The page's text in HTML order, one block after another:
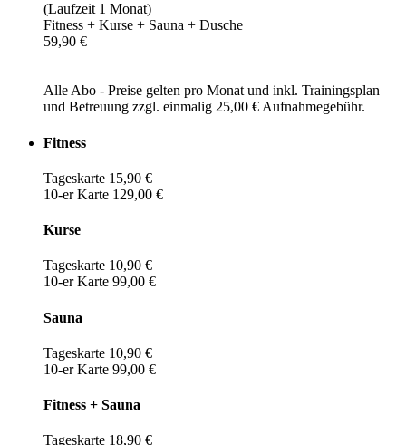
(Laufzeit 1 Monat)
Fitness + Kurse + Sauna + Dusche
59,90 €
Alle Abo - Preise gelten pro Monat und inkl. Trainingsplan
und Betreuung zzgl. einmalig 25,00 € Aufnahmegebühr.
Fitness
Tageskarte 15,90 €
10-er Karte 129,00 €
Kurse
Tageskarte 10,90 €
10-er Karte 99,00 €
Sauna
Tageskarte 10,90 €
10-er Karte 99,00 €
Fitness + Sauna
Tageskarte 18,90 €